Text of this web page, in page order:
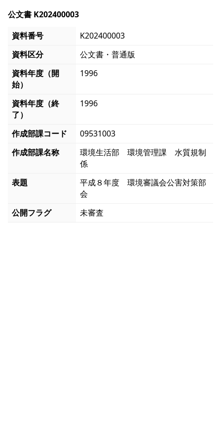
公文書 K202400003
資料番号
K202400003
資料区分
公文書・普通版
資料年度（開
始）
1996
資料年度（終
了）
1996
作成部課コード
09531003
作成部課名称
環境生活部 環境管理課 水質規制
係
表題
平成８年度 環境審議会公害対策部
会
公開フラグ
未審査